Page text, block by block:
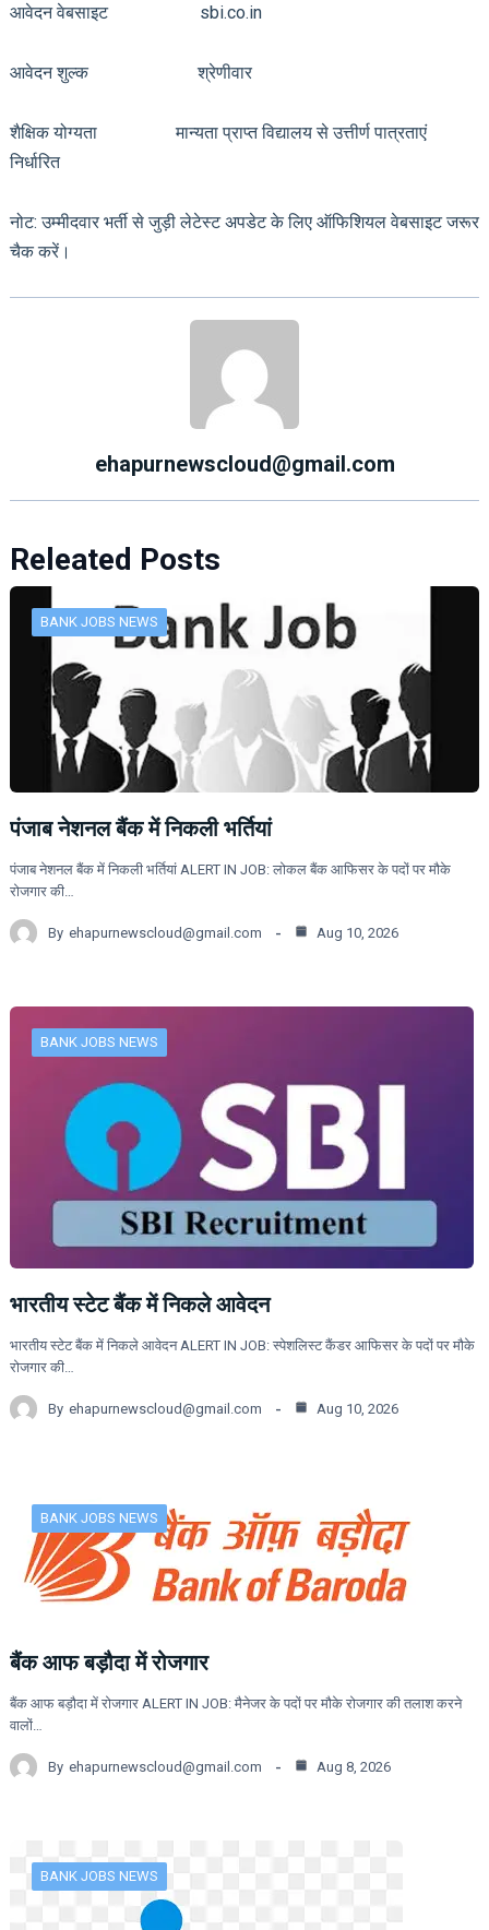
आवेदन वेबसाइट sbi.co.in
आवेदन शुल्क श्रेणीवार
शैक्षिक योग्यता मान्यता प्राप्त विद्यालय से उत्तीर्ण पात्रताएं
निर्धारित
नोट: उम्मीदवार भर्ती से जुड़ी लेटेस्ट अपडेट के लिए ऑफिशियल वेबसाइट जरूर
चैक करें।
ehapurnewscloud@gmail.com
Releated Posts
BANK JOBS NEWS
पंजाब नेशनल बैंक में निकली भर्तियां
पंजाब नेशनल बैंक में निकली भर्तियां ALERT IN JOB: लोकल बैंक आफिसर के पदों पर मौके
रोजगार की…
By ehapurnewscloud@gmail.com Aug 10, 2026
BANK JOBS NEWS
भारतीय स्टेट बैंक में निकले आवेदन
भारतीय स्टेट बैंक में निकले आवेदन ALERT IN JOB: स्पेशलिस्ट कैंडर आफिसर के पदों पर मौके
रोजगार की…
By ehapurnewscloud@gmail.com Aug 10, 2026
BANK JOBS NEWS
बैंक आफ बड़ौदा में रोजगार
बैंक आफ बड़ौदा में रोजगार ALERT IN JOB: मैनेजर के पदों पर मौके रोजगार की तलाश करने
वालों…
By ehapurnewscloud@gmail.com Aug 8, 2026
BANK JOBS NEWS